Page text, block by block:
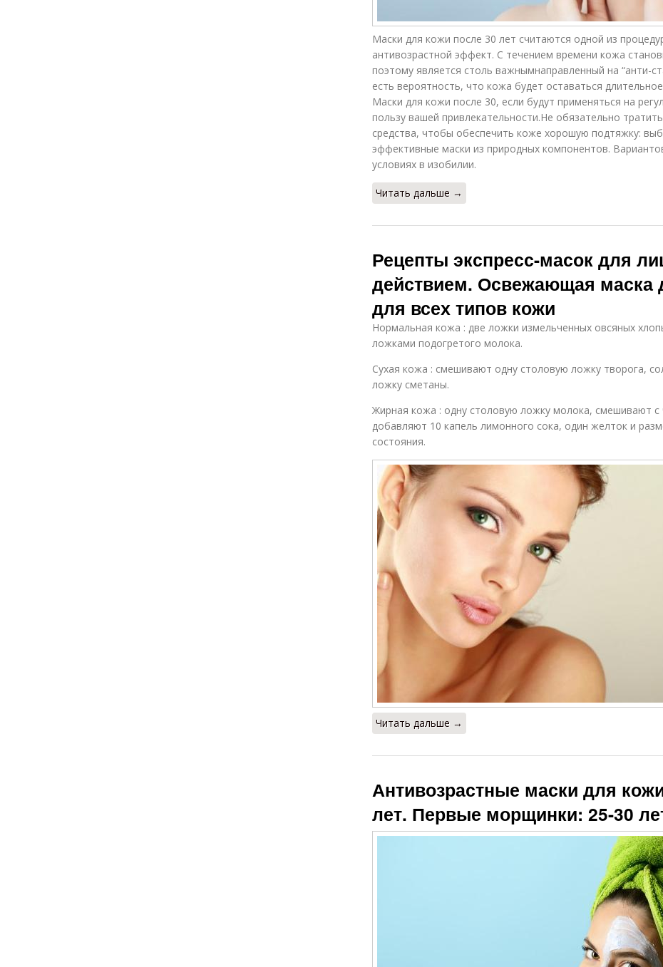
Маски для кожи после 30 лет считаются одной из
антивозрастной эффект. С течением времени кожа
поэтому является столь важнымнаправленный на “анти-
есть вероятность, что кожа будет оставаться
Маски для кожи после 30, если будут применяться на
пользу вашей привлекательности.Не обязательно
средства, чтобы обеспечить коже хорошую подтяжку:
эффективные маски из природных компонентов.
условиях в изобилии.
Читать дальше →
Рецепты экспресс-масок для
действием. Освежающая маска
для всех типов кожи
Нормальная кожа : две ложки измельченных овсяных
ложками подогретого молока.
Сухая кожа : смешивают одну столовую ложку творога,
ложку сметаны.
Жирная кожа : одну столовую ложку молока, смешивают с
добавляют 10 капель лимонного сока, один желток и
состояния.
Читать дальше →
Антивозрастные маски для
лет. Первые морщинки: 25-30